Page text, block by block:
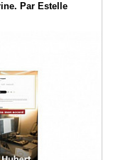
Par Estelle